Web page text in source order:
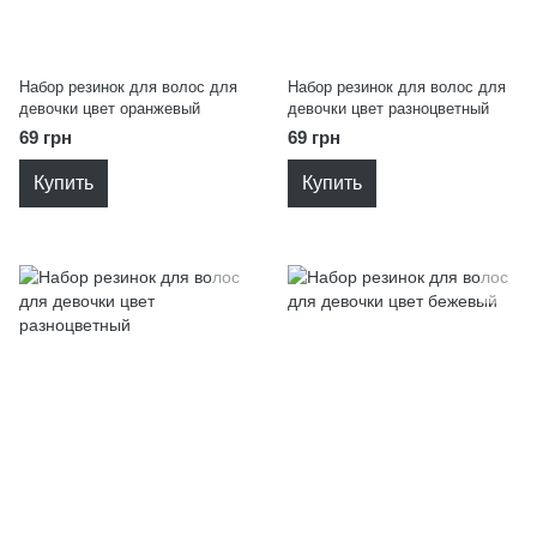
Набор резинок для волос для
девочки цвет оранжевый
69 грн
Купить
Набор резинок для волос для
девочки цвет разноцветный
69 грн
Купить